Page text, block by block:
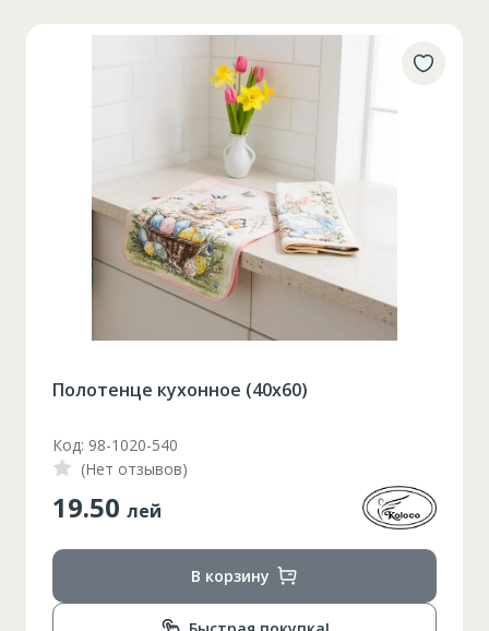
Полотенце кухонное (40x60)
Код: 98-1020-540
(Нет отзывов)
19.50 лей
В корзину